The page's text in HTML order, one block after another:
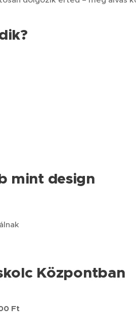
mint design
Központban
Ft